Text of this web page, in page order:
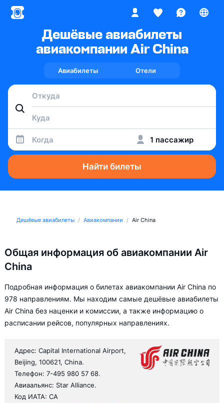
Дешёвые авиабилеты
авиакомпании Air China
Авиабилеты Отели
Когда 1 пассажир
Найти билеты
Дешёвые авиабилеты Авиакомпании Air China
Общая информация об авиакомпании Air
China
Подробная информация о билетах авиакомпании Air China по
978 направлениям. Мы находим самые дешёвые авиабилеты
Air China без наценки и комиссии, а также информацию о
расписании рейсов, популярных направлениях.
Адрес: Capital International Airport,
Beijing, 100621, China.
Телефон: 7-495 980 57 68.
Авиаальянс: Star Alliance.
Код ИАТА: CA